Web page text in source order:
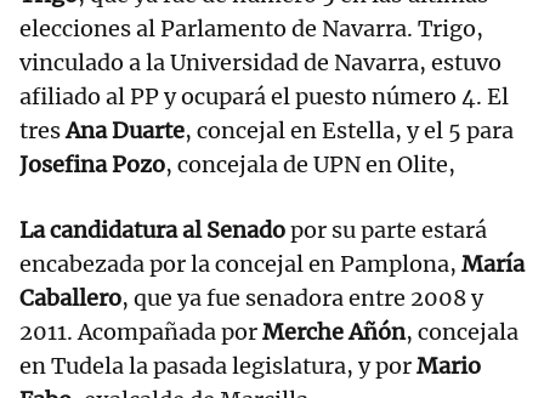
elecciones al Parlamento de Navarra. Trigo,
vinculado a la Universidad de Navarra, estuvo
afiliado al PP y ocupará el puesto número 4. El
tresAna Duarte, concejal en Estella, y el 5 para
Josefina Pozo, concejala de UPN en Olite,
La candidatura al Senadopor su parte estará
encabezada por la concejal en Pamplona, María
Caballero, que ya fue senadora entre 2008 y
2011. Acompañada porMerche Añón, concejala
en Tudela la pasada legislatura, y porMario